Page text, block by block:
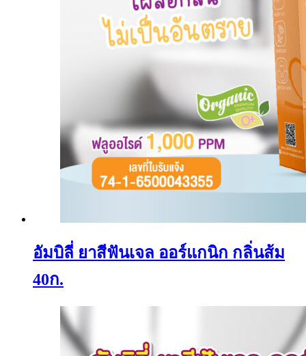
อัมบิลี่ ยาสีฟันเจล ออร์แกนิก กลิ่นส้ม
40ก.